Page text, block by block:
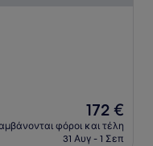
Η
τιμή
είναι
172 €
φόροι και τέλη
31 Αυγ - 1 Σεπ